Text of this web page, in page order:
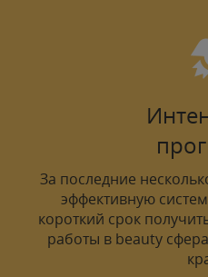
За последние
эффективную
короткий срок
работы в beauty